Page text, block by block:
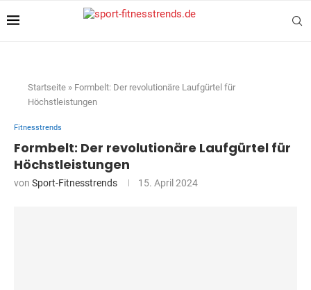
Startseite » Formbelt: Der revolutionäre Laufgürtel für
Höchstleistungen
Fitnesstrends
Formbelt: Der revolutionäre Laufgürtel für
Höchstleistungen
von Sport-Fitnesstrends 15. April 2024